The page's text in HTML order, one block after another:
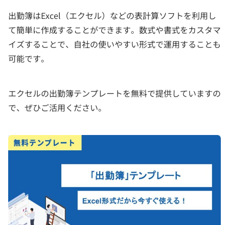
出勤簿はExcel（エクセル）などの表計算ソフトを利用し
て簡単に作成することができます。数式や書式をカスタマ
イズすることで、自社の使いやすい形式で運用することも
可能です。
エクセルの出勤簿テンプレートを無料で提供していますの
で、ぜひご活用ください。